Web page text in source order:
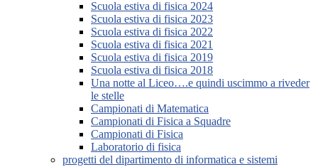
Scuola estiva di fisica 2024
Scuola estiva di fisica 2023
Scuola estiva di fisica 2022
Scuola estiva di fisica 2021
Scuola estiva di fisica 2019
Scuola estiva di fisica 2018
Una notte al Liceo….e quindi uscimmo a riveder
le stelle
Campionati di Matematica
Campionati di Fisica a Squadre
Campionati di Fisica
Laboratorio di fisica
progetti del dipartimento di informatica e sistemi